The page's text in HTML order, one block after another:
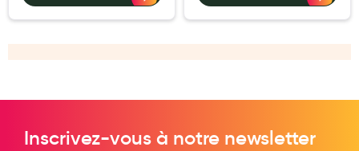
Inscrivez-vous à notre newsletter